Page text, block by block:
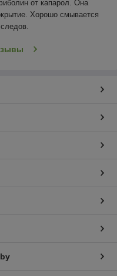
от капарол. Она
Хорошо смывается